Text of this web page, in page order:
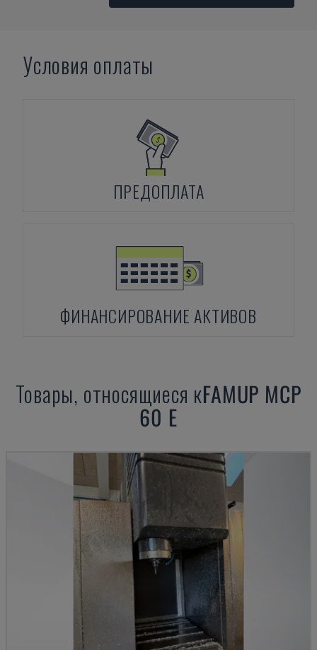
Условия оплаты
ПРЕДОПЛАТА
ФИНАНСИРОВАНИЕ АКТИВОВ
Товары, относящиеся кFAMUP MCP
60 E